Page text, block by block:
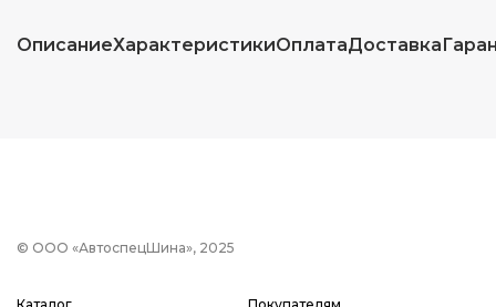
ОписаниеХарактеристикиОплатаДоставка
© ООО «АвтоспецШина», 2025